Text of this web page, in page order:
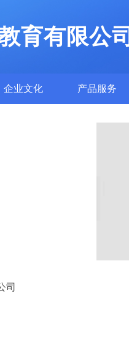
育有限公司
企业文化 产品服务
司